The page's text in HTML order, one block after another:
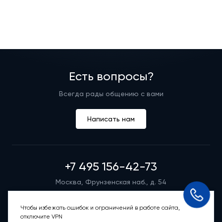
Есть вопросы?
Всегда рады общению с вами
Написать нам
+7 495 156-42-73
Москва, Фрунзенская наб., д. 54
Режим работы группы телефонных продаж
Пн-вс: 9:00 – 21:00
Чтобы избежать ошибок и ограничений в работе сайта,
отключите VPN